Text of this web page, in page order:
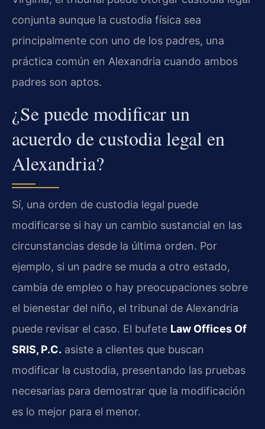
conjunta aunque la custodia física sea
principalmente con uno de los padres, una
práctica común en Alexandria cuando ambos
padres son aptos.
¿Se puede modificar un
acuerdo de custodia legal en
Alexandria?
Sí, una orden de custodia legal puede
modificarse si hay un cambio sustancial en las
circunstancias desde la última orden. Por
ejemplo, si un padre se muda a otro estado,
cambia de empleo o hay preocupaciones sobre
el bienestar del niño, el tribunal de Alexandria
puede revisar el caso. El bufete Law Offices Of
SRIS, P.C. asiste a clientes que buscan
modificar la custodia, presentando las pruebas
necesarias para demostrar que la modificación
es lo mejor para el menor.